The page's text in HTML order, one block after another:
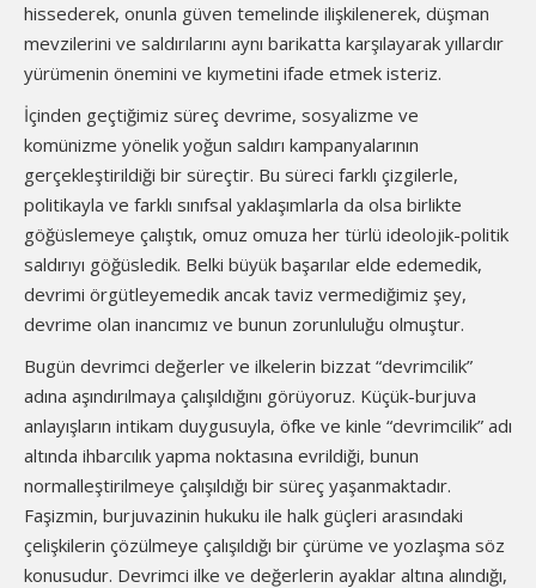
hissederek, onunla güven temelinde ilişkilenerek, düşman
mevzilerini ve saldırılarını aynı barikatta karşılayarak yıllardır
yürümenin önemini ve kıymetini ifade etmek isteriz.
İçinden geçtiğimiz süreç devrime, sosyalizme ve
komünizme yönelik yoğun saldırı kampanyalarının
gerçekleştirildiği bir süreçtir. Bu süreci farklı çizgilerle,
politikayla ve farklı sınıfsal yaklaşımlarla da olsa birlikte
göğüslemeye çalıştık, omuz omuza her türlü ideolojik-politik
saldırıyı göğüsledik. Belki büyük başarılar elde edemedik,
devrimi örgütleyemedik ancak taviz vermediğimiz şey,
devrime olan inancımız ve bunun zorunluluğu olmuştur.
Bugün devrimci değerler ve ilkelerin bizzat “devrimcilik”
adına aşındırılmaya çalışıldığını görüyoruz. Küçük-burjuva
anlayışların intikam duygusuyla, öfke ve kinle “devrimcilik” adı
altında ihbarcılık yapma noktasına evrildiği, bunun
normalleştirilmeye çalışıldığı bir süreç yaşanmaktadır.
Faşizmin, burjuvazinin hukuku ile halk güçleri arasındaki
çelişkilerin çözülmeye çalışıldığı bir çürüme ve yozlaşma söz
konusudur. Devrimci ilke ve değerlerin ayaklar altına alındığı,